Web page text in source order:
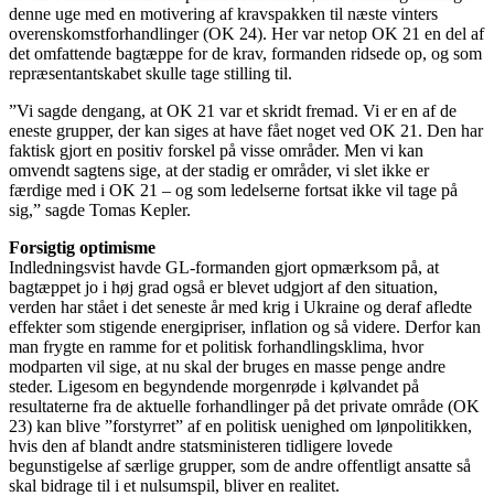
denne uge med en motivering af kravspakken til næste vinters
overenskomstforhandlinger (OK 24). Her var netop OK 21 en del af
det omfattende bagtæppe for de krav, formanden ridsede op, og som
repræsentantskabet skulle tage stilling til.
”Vi sagde dengang, at OK 21 var et skridt fremad. Vi er en af de
eneste grupper, der kan siges at have fået noget ved OK 21. Den har
faktisk gjort en positiv forskel på visse områder. Men vi kan
omvendt sagtens sige, at der stadig er områder, vi slet ikke er
færdige med i OK 21 – og som ledelserne fortsat ikke vil tage på
sig,” sagde Tomas Kepler.
Forsigtig optimisme
Indledningsvist havde GL-formanden gjort opmærksom på, at
bagtæppet jo i høj grad også er blevet udgjort af den situation,
verden har stået i det seneste år med krig i Ukraine og deraf afledte
effekter som stigende energipriser, inflation og så videre. Derfor kan
man frygte en ramme for et politisk forhandlingsklima, hvor
modparten vil sige, at nu skal der bruges en masse penge andre
steder. Ligesom en begyndende morgenrøde i kølvandet på
resultaterne fra de aktuelle forhandlinger på det private område (OK
23) kan blive ”forstyrret” af en politisk uenighed om lønpolitikken,
hvis den af blandt andre statsministeren tidligere lovede
begunstigelse af særlige grupper, som de andre offentligt ansatte så
skal bidrage til i et nulsumspil, bliver en realitet.